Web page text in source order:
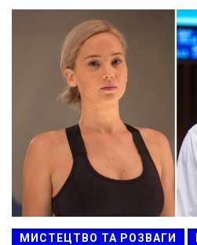
МИСТЕЦТВО ТА РОЗВАГИ